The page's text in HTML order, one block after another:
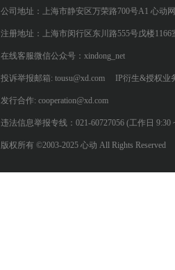
公司地址：上海市静安区万荣路700号A1 心动
注册地址：上海市闵行区东川路555号戊楼1166
在线客服微信公众号：xindong_net
投诉举报邮箱: tousu@xd.com IP衍生&授权业
发行合作: cooperation@xd.com
违法信息举报专线：021-60727056 (工作日 9:30
版权所有 ©2003-2025 心动 All Rights Reserved